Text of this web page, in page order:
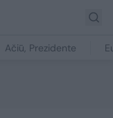
Ačiū, Prezidente